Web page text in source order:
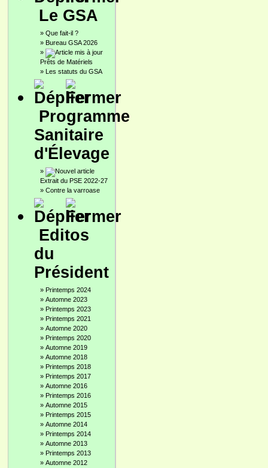
Le GSA
» Que fait-il ?
» Bureau GSA 2026
»
Prêts de Matériels
» Les statuts du GSA
Programme
Sanitaire
d'Élevage
»
Extrait du PSE 2022-27
» Contre la varroase
Editos
du
Président
» Printemps 2024
» Automne 2023
» Printemps 2023
» Printemps 2021
» Automne 2020
» Printemps 2020
» Automne 2019
» Automne 2018
» Printemps 2018
» Printemps 2017
» Automne 2016
» Printemps 2016
» Automne 2015
» Printemps 2015
» Automne 2014
» Printemps 2014
» Automne 2013
» Printemps 2013
» Automne 2012